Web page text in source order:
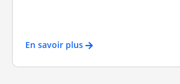
En savoir plus